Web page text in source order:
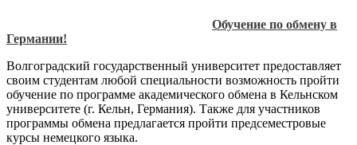
Обучение по обмену в
Германии!
Волгоградский государственный университет предоставляет
своим студентам любой специальности возможность пройти
обучение по программе академического обмена в Кельнском
университете (г. Кельн, Германия). Также для участников
программы обмена предлагается пройти предсеместровые
курсы немецкого языка.